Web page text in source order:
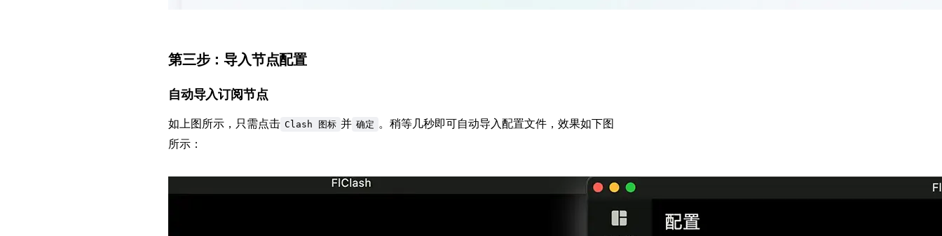
第三步：导入节点配置
自动导入订阅节点
如上图所示，只需点击 Clash 图标 并 确定 。稍等几秒即可自动导入配置文件，效果如下图
所示：